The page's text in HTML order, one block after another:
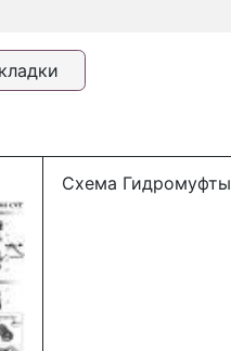
Схема Гидромуфты